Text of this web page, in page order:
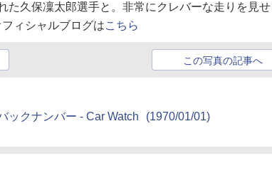
久保凜太郎選手と。非常にクレバーな走りを見
ィシャルブログはこちら
この写真の記事へ
ックナンバー - Car Watch
(1970/01/01)